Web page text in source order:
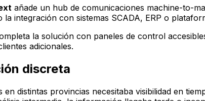
añade un hub de comunicaciones machine-to-
integración con sistemas SCADA, ERP o
la solución con paneles de control
adicionales.
discreta
distintas provincias necesitaba visibilidad en